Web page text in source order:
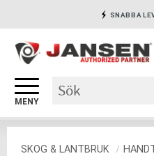
Meny
SNABBA
SÄKRA
SKOG & LANTBRUK